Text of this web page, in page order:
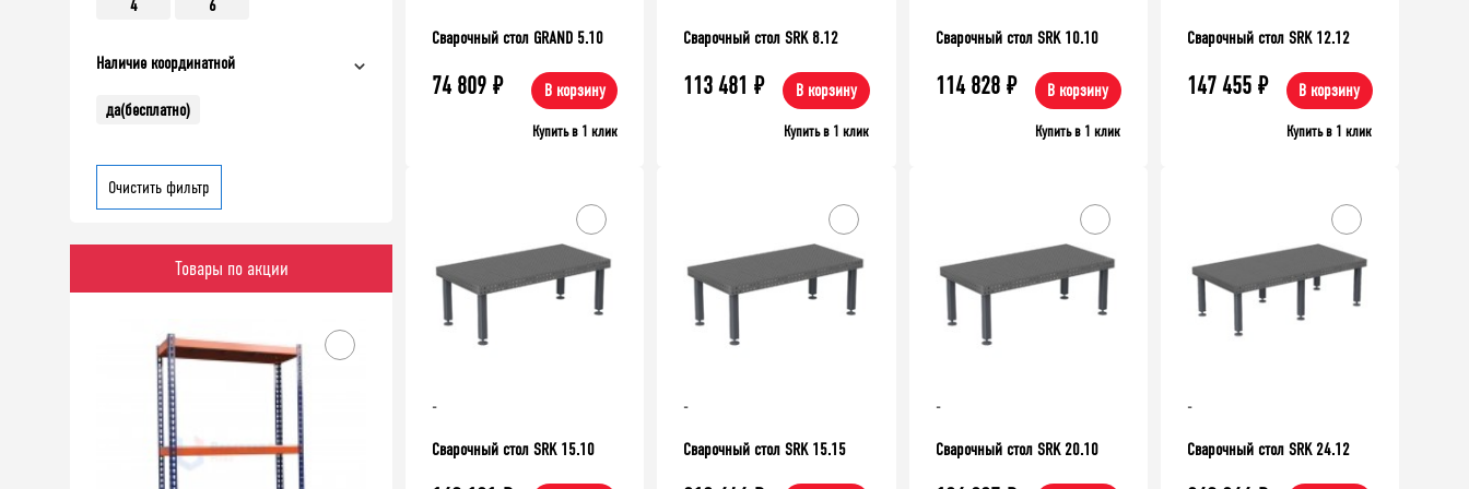
4 6
Наличие координатной
да(бесплатно)
Очистить фильтр
Товары по акции
Сварочный стол GRAND 5.10
74 809 ₽ В корзину
Купить в 1 клик
Сварочный стол SRK 8.12
113 481 ₽ В корзину
Купить в 1 клик
Сварочный стол SRK 10.10
114 828 ₽ В корзину
Купить в 1 клик
Сварочный стол SRK 12.12
147 455 ₽ В корзину
Купить в 1 клик
-
Сварочный стол SRK 15.10
-
Сварочный стол SRK 15.15
-
Сварочный стол SRK 20.10
-
Сварочный стол SRK 24.12